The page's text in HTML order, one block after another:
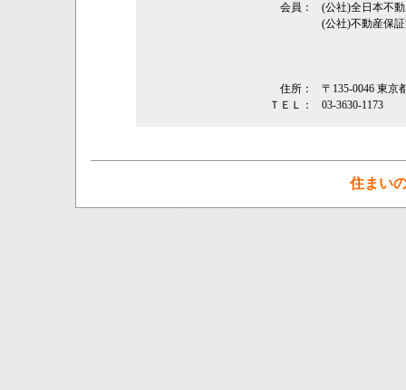
会員：
(公社)全日本不
(公社)不動産保
住所：
〒135-0046 東京
ＴＥＬ：
03-3630-1173
住まい